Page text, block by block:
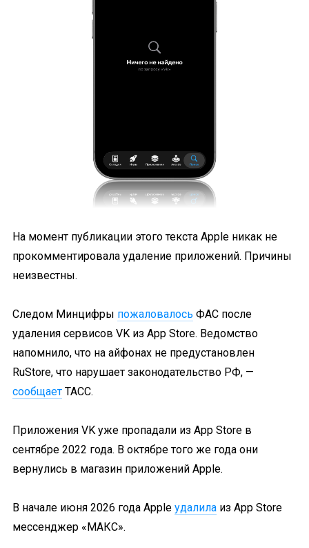
На момент публикации этого текста Apple никак не
прокомментировала удаление приложений. Причины
неизвестны.
Следом Минцифры пожаловалось ФАС после
удаления сервисов VK из App Store. Ведомство
напомнило, что на айфонах не предустановлен
RuStore, что нарушает законодательство РФ, —
сообщает ТАСС.
Приложения VK уже пропадали из App Store в
сентябре 2022 года. В октябре того же года они
вернулись в магазин приложений Apple.
В начале июня 2026 года Apple удалила из App Store
мессенджер «МАКС».